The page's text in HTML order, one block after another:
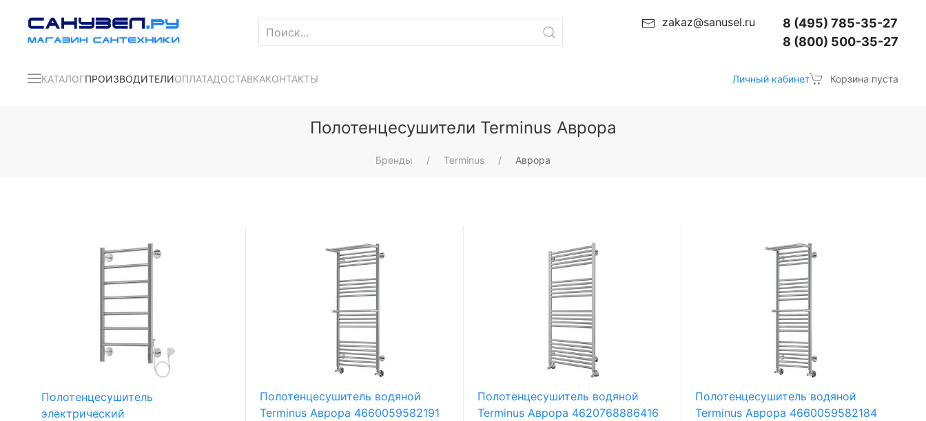
zakaz@sanusel.ru
8 (495) 785-35-27
8 (800) 500-35-27
КАТАЛОГПРОИЗВОДИТЕЛИОПЛАТАДОСТАВКАКОНТАКТЫ Личный кабинет Корзина пуста
Полотенцесушители Terminus Аврора
Бренды Terminus Аврора
Полотенцесушитель
электрический
Полотенцесушитель водяной
Terminus Аврора 4660059582191
Полотенцесушитель водяной
Terminus Аврора 4620768886416
Полотенцесушитель водяной
Terminus Аврора 4660059582184